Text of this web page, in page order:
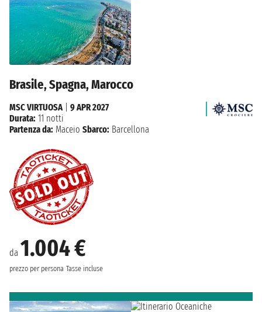
Brasile, Spagna, Marocco
da 1.004 €
prezzo per persona Tasse incluse
MSC VIRTUOSA
9 APR 2027
Durata: 11 notti
Partenza da: Maceio Sbarco: Barcellona